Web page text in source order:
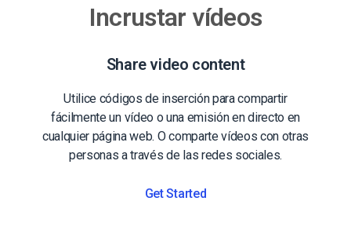
Incrustar vídeos
Share video content
Utilice códigos de inserción para compartir
fácilmente un vídeo o una emisión en directo en
cualquier página web. O comparte vídeos con otras
personas a través de las redes sociales.
Get Started